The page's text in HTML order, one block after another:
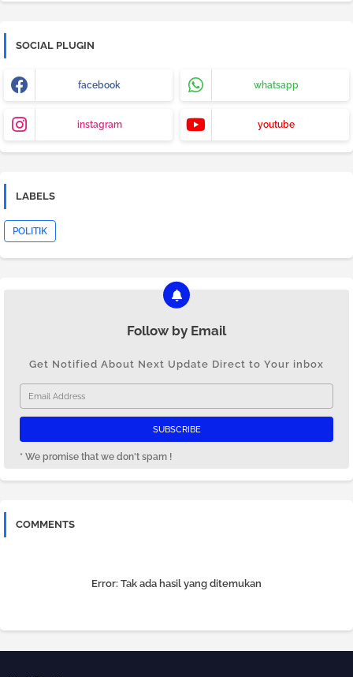
SOCIAL PLUGIN
facebook whatsapp
instagram youtube
LABELS
POLITIK
Follow by Email
Get Notified About Next Update Direct to Your inbox
* We promise that we don't spam !
COMMENTS
Error: Tak ada hasil yang ditemukan